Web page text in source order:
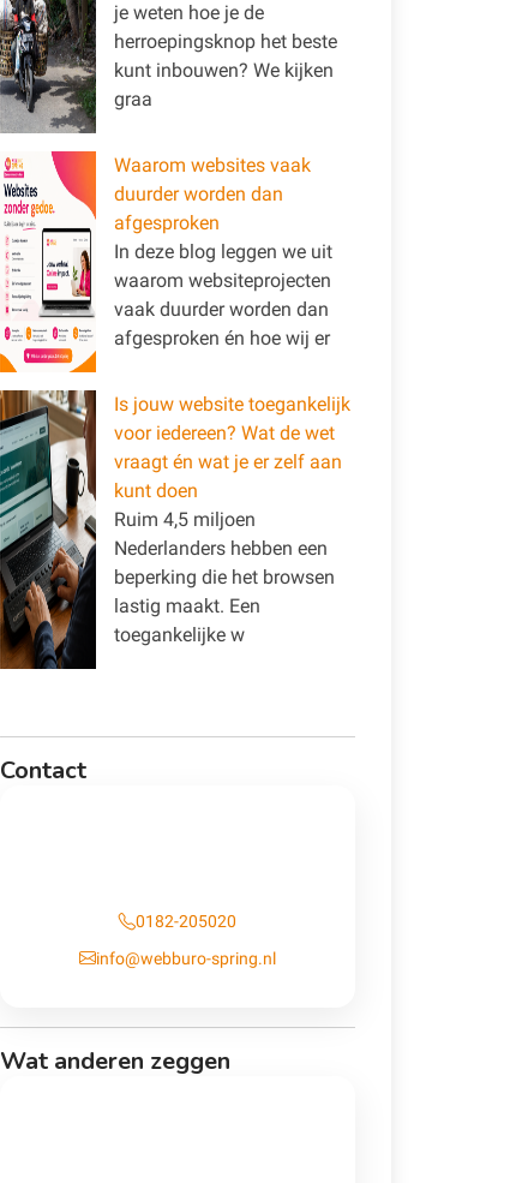
je weten hoe je de
herroepingsknop het beste
kunt inbouwen? We kijken
graa
Waarom websites vaak
duurder worden dan
afgesproken
In deze blog leggen we uit
waarom websiteprojecten
vaak duurder worden dan
afgesproken én hoe wij er
Is jouw website toegankelijk
voor iedereen? Wat de wet
vraagt én wat je er zelf aan
kunt doen
Ruim 4,5 miljoen
Nederlanders hebben een
beperking die het browsen
lastig maakt. Een
toegankelijke w
Contact
0182-205020
info@webburo-spring.nl
Wat anderen zeggen